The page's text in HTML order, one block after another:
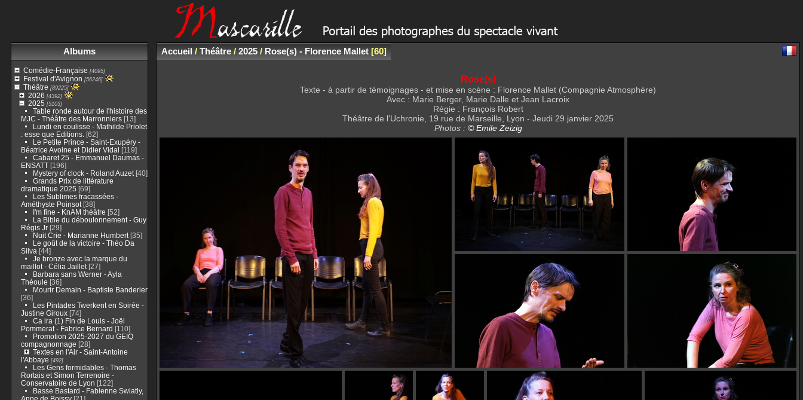
Albums
Comédie-Française [4095]
Festival d'Avignon [56246]
Théâtre [89225]
2026 [4392]
2025 [5103]
Table ronde autour de l'histoire des
MJC - Théâtre des Marronniers[13]
Lundi en coulisse - Mathilde Priolet
: esse que Editions. [62]
Le Petite Prince - Saint-Exupéry -
Béatrice Avoine et Didier Vidal [119]
Cabaret 25 - Emmanuel Daumas -
ENSATT[196]
Mystery of clock - Roland Auzet[40]
Grands Prix de littérature
dramatique 2025 [69]
Les Sublimes fracassées -
Améthyste Poinsot[38]
I'm fine - KnAM théâtre [52]
La Bible du déboulonnement - Guy
Régis Jr[29]
Nuit Crie - Marianne Humbert[35]
Le goût de la victoire - Théo Da
Silva [44]
Je bronze avec la marque du
maillot - Célia Jaillet[27]
Barbara sans Werner - Ayla
Théoule [36]
Mourir Demain - Baptiste Banderier
[36]
Les Pintades Twerkent en Soirée -
Justine Giroux[74]
Ca ira (1) Fin de Louis - Joël
Pommerat - Fabrice Bernard [110]
Promotion 2025-2027 du GEIQ
compagnonnage [28]
Textes en l'Air - Saint-Antoine
l'Abbaye [492]
Les Gens formidables - Thomas
Rortais et Simon Terrenoire -
Conservatoire de Lyon [122]
Basse Bastard - Fabienne Swiatly,
Accueil/ Théâtre/ 2025/ Rose(s) - Florence Mallet 60
Rose(s)
Texte - à partir de témoignages - et mise en scène : Florence Mallet (Compagnie Atmosphère)
Avec : Marie Berger, Marie Dalle et Jean Lacroix
Régie : François Robert
Théâtre de l'Uchronie, 19 rue de Marseille, Lyon - Jeudi 29 janvier 2025
Photos : © Emile Zeizig